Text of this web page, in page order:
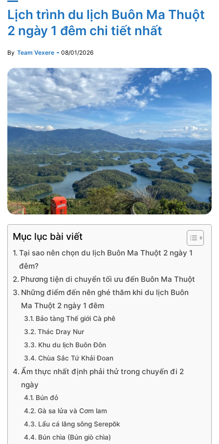
Lịch trình du lịch Buôn Ma Thuột
2 ngày 1 đêm chi tiết nhất
By Team Vexere 08/01/2026
Mục lục bài viết
Tại sao nên chọn du lịch Buôn Ma Thuột 2 ngày 1
đêm?
Phương tiện di chuyển tối ưu đến Buôn Ma Thuột
Những điểm đến nên ghé thăm khi du lịch Buôn
Ma Thuột 2 ngày 1 đêm
Bảo tàng Thế giới Cà phê
Thác Dray Nur
Khu du lịch Buôn Đôn
Chùa Sắc Tứ Khải Đoan
Ẩm thực nhất định phải thử trong chuyến đi 2
ngày
Bún đỏ
Gà sa lửa và Cơm lam
Lẩu cá lăng sông Serepŏk
Bún chìa (Bún giò chìa)